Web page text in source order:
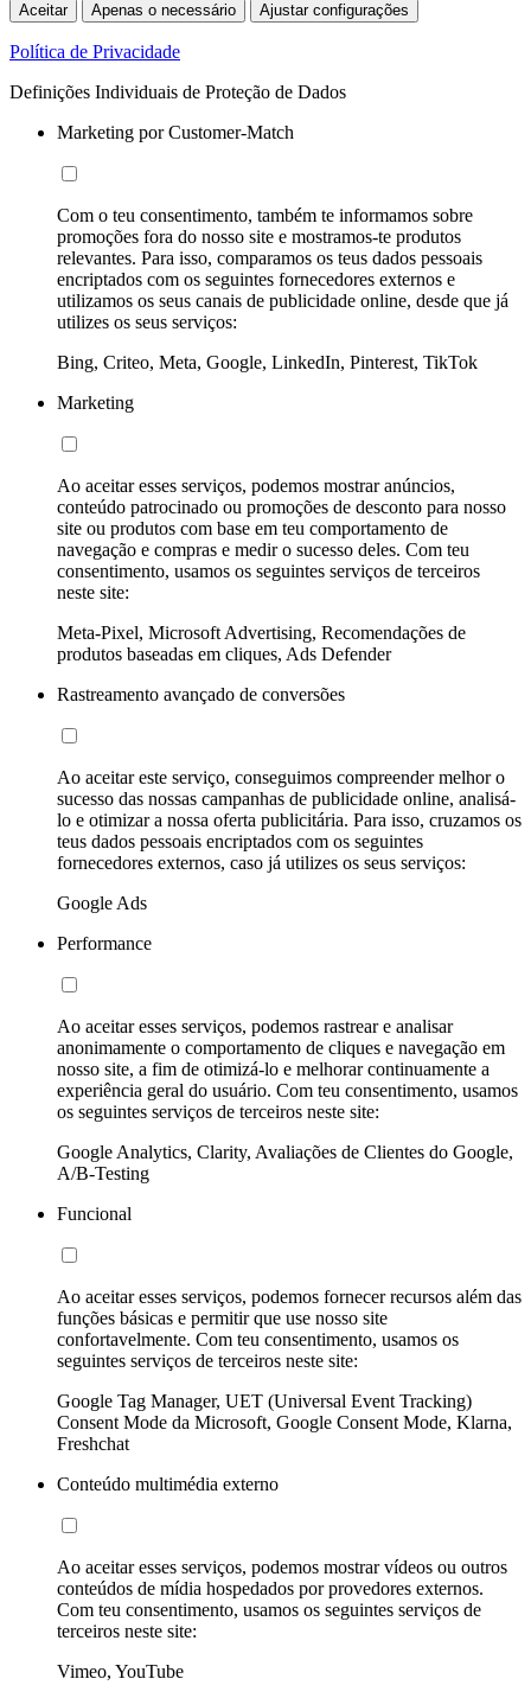
Aceitar Apenas o necessário Ajustar configurações
Política de Privacidade
Definições Individuais de Proteção de Dados
Marketing por Customer-Match
Com o teu consentimento, também te informamos sobre
promoções fora do nosso site e mostramos-te produtos
relevantes. Para isso, comparamos os teus dados pessoais
encriptados com os seguintes fornecedores externos e
utilizamos os seus canais de publicidade online, desde que já
utilizes os seus serviços:
Bing, Criteo, Meta, Google, LinkedIn, Pinterest, TikTok
Marketing
Ao aceitar esses serviços, podemos mostrar anúncios,
conteúdo patrocinado ou promoções de desconto para nosso
site ou produtos com base em teu comportamento de
navegação e compras e medir o sucesso deles. Com teu
consentimento, usamos os seguintes serviços de terceiros
neste site:
Meta-Pixel, Microsoft Advertising, Recomendações de
produtos baseadas em cliques, Ads Defender
Rastreamento avançado de conversões
Ao aceitar este serviço, conseguimos compreender melhor o
sucesso das nossas campanhas de publicidade online, analisá-
lo e otimizar a nossa oferta publicitária. Para isso, cruzamos os
teus dados pessoais encriptados com os seguintes
fornecedores externos, caso já utilizes os seus serviços:
Google Ads
Performance
Ao aceitar esses serviços, podemos rastrear e analisar
anonimamente o comportamento de cliques e navegação em
nosso site, a fim de otimizá-lo e melhorar continuamente a
experiência geral do usuário. Com teu consentimento, usamos
os seguintes serviços de terceiros neste site:
Google Analytics, Clarity, Avaliações de Clientes do Google,
A/B-Testing
Funcional
Ao aceitar esses serviços, podemos fornecer recursos além das
funções básicas e permitir que use nosso site
confortavelmente. Com teu consentimento, usamos os
seguintes serviços de terceiros neste site:
Google Tag Manager, UET (Universal Event Tracking)
Consent Mode da Microsoft, Google Consent Mode, Klarna,
Freshchat
Conteúdo multimédia externo
Ao aceitar esses serviços, podemos mostrar vídeos ou outros
conteúdos de mídia hospedados por provedores externos.
Com teu consentimento, usamos os seguintes serviços de
terceiros neste site:
Vimeo, YouTube